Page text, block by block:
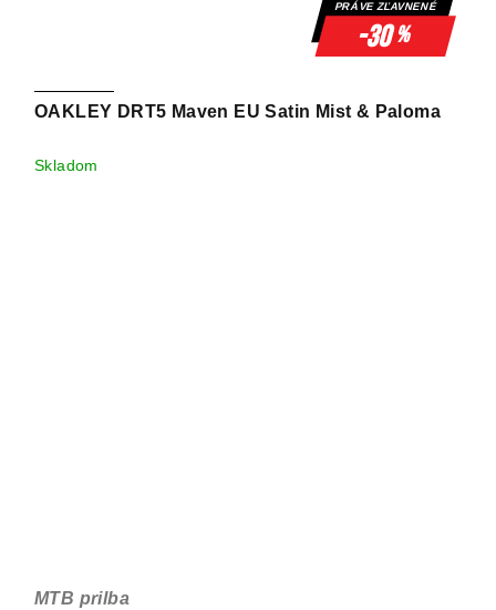
PRÁVE ZĽAVNENÉ
-30%
OAKLEY DRT5 Maven EU Satin Mist & Paloma
Skladom
MTB prilba